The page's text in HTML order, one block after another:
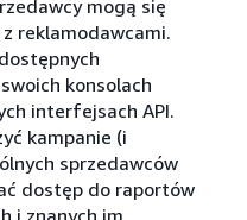
mogą się
reklamodawcami.
konsolach
interfejsach API.
kampanie (i
sprzedawców
dostęp do raportów